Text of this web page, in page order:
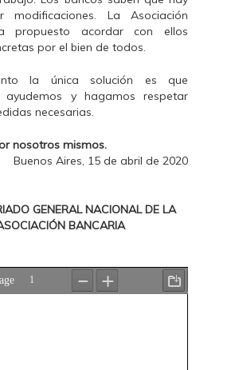
modificaciones. La Asociación
propuesto acordar con ellos
por el bien de todos.
la única solución es que
ayudemos y hagamos respetar
necesarias.
nosotros mismos.
Buenos Aires, 15 de abril de 2020
GENERAL NACIONAL DE LA
BANCARIA